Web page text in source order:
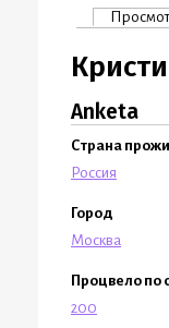
Главные
Anketa
Страна
Россия
Город
Москва
Процвело по
200